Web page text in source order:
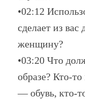
•02:12
сделает из
женщину?
•03:20 Что
образе? Кто-
— обувь, кто-